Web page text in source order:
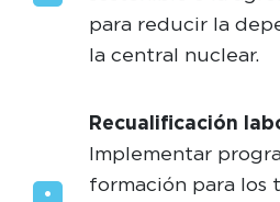
para reducir la
la central nuclear.
Recualificación
Implementar
formación para los